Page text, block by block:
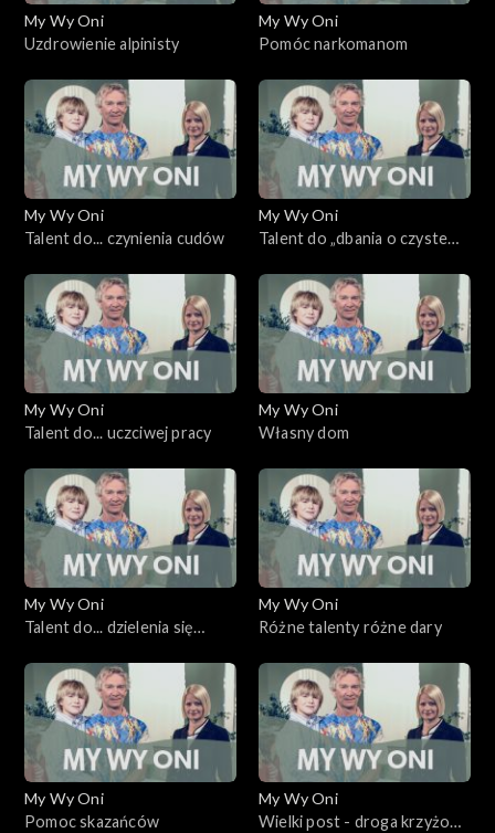
My Wy Oni
Uzdrowienie alpinisty
My Wy Oni
Pomóc narkomanom
My Wy Oni
Talent do... czynienia cudów
My Wy Oni
Talent do „dbania o czyste
My Wy Oni
Talent do... uczciwej pracy
My Wy Oni
Własny dom
My Wy Oni
Talent do... dzielenia się
My Wy Oni
Różne talenty różne dary
My Wy Oni
Pomoc skazańców
My Wy Oni
Wielki post - droga krzyżowa